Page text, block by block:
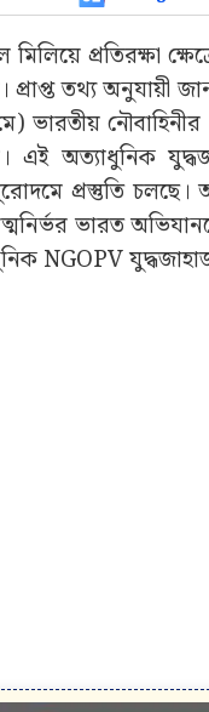
মিলিয়ে
তথ্য অনুযায়ী জানা
ভারতীয়
অত্যাধুনিক
প্রস্তুতি
ভারত
NGOPV